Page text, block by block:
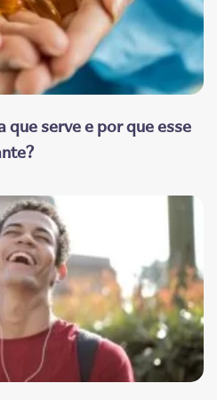
que serve e por que esse